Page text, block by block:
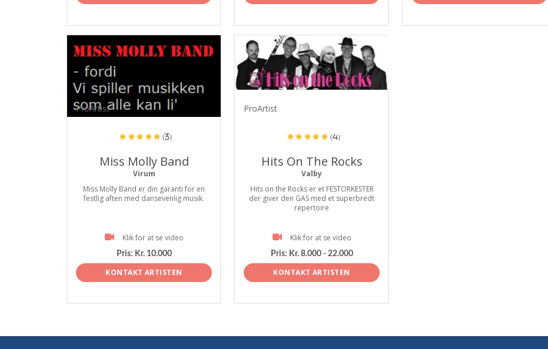
ProArtist
(3)
Miss Molly Band
Virum
Miss Molly Band er din garanti for en
festlig aften med dansevenlig musik.
Klik for at se video
Pris: Kr. 10.000
KONTAKT ARTISTEN
ProArtist
(4)
Hits On The Rocks
Valby
Hits on the Rocks er et FESTORKESTER
der giver den GAS med et superbredt
repertoire
Klik for at se video
Pris: Kr. 8.000 - 22.000
KONTAKT ARTISTEN